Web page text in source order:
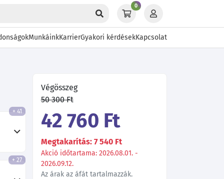
0
MunkáinkKarrierGyakori kérdésekKapcsolat
+ 41
+ 27
Végösszeg
50 300 Ft
42 760 Ft
Megtakarítás: 7 540 Ft
Akció időtartama: 2026.08.01. -
2026.09.12.
Az árak az áfát tartalmazzák.